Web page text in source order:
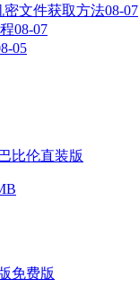
密文件获取方法08-07
08-07
05
比伦直装版
免费版